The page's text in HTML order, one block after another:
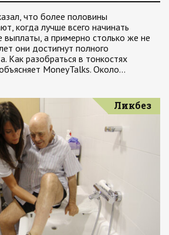
что более половины
когда лучше всего начинать
выплаты, а примерно столько же не
они достигнут полного
Как разобраться в тонкостях
MoneyTalks. Около…
Ликбез